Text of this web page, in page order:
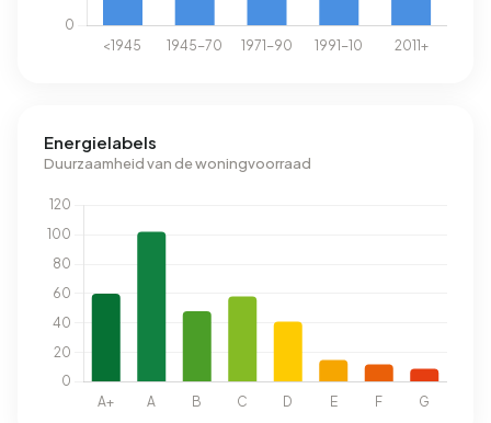
Energielabels
Duurzaamheid van de woningvoorraad